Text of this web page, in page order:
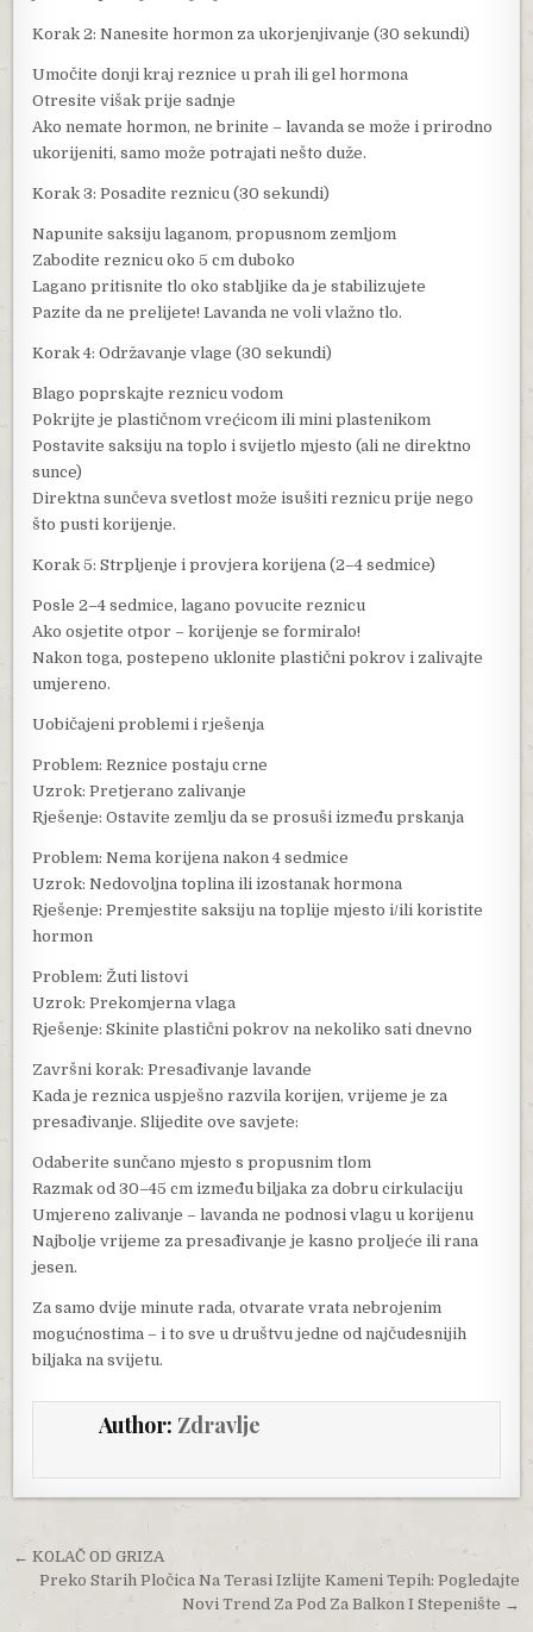
Korak 2: Nanesite hormon za ukorjenjivanje (30 sekundi)
Umočite donji kraj reznice u prah ili gel hormona
Otresite višak prije sadnje
Ako nemate hormon, ne brinite – lavanda se može i prirodno
ukorijeniti, samo može potrajati nešto duže.
Korak 3: Posadite reznicu (30 sekundi)
Napunite saksiju laganom, propusnom zemljom
Zabodite reznicu oko 5 cm duboko
Lagano pritisnite tlo oko stabljike da je stabilizujete
Pazite da ne prelijete! Lavanda ne voli vlažno tlo.
Korak 4: Održavanje vlage (30 sekundi)
Blago poprskajte reznicu vodom
Pokrijte je plastičnom vrećicom ili mini plastenikom
Postavite saksiju na toplo i svijetlo mjesto (ali ne direktno
sunce)
Direktna sunčeva svetlost može isušiti reznicu prije nego
što pusti korijenje.
Korak 5: Strpljenje i provjera korijena (2–4 sedmice)
Posle 2–4 sedmice, lagano povucite reznicu
Ako osjetite otpor – korijenje se formiralo!
Nakon toga, postepeno uklonite plastični pokrov i zalivajte
umjereno.
Uobičajeni problemi i rješenja
Problem: Reznice postaju crne
Uzrok: Pretjerano zalivanje
Rješenje: Ostavite zemlju da se prosuši između prskanja
Problem: Nema korijena nakon 4 sedmice
Uzrok: Nedovoljna toplina ili izostanak hormona
Rješenje: Premjestite saksiju na toplije mjesto i/ili koristite
hormon
Problem: Žuti listovi
Uzrok: Prekomjerna vlaga
Rješenje: Skinite plastični pokrov na nekoliko sati dnevno
Završni korak: Presađivanje lavande
Kada je reznica uspješno razvila korijen, vrijeme je za
presađivanje. Slijedite ove savjete:
Odaberite sunčano mjesto s propusnim tlom
Razmak od 30–45 cm između biljaka za dobru cirkulaciju
Umjereno zalivanje – lavanda ne podnosi vlagu u korijenu
Najbolje vrijeme za presađivanje je kasno proljeće ili rana
jesen.
Za samo dvije minute rada, otvarate vrata nebrojenim
mogućnostima – i to sve u društvu jedne od najčudesnijih
biljaka na svijetu.
Author: Zdravlje
Post navigation
← K0LAČ 0D GRIZA
Preko Starih Pločica Na Terasi Izlijte Kameni Tepih: Pogledajte
Novi Trend Za Pod Za Balkon I Stepenište →